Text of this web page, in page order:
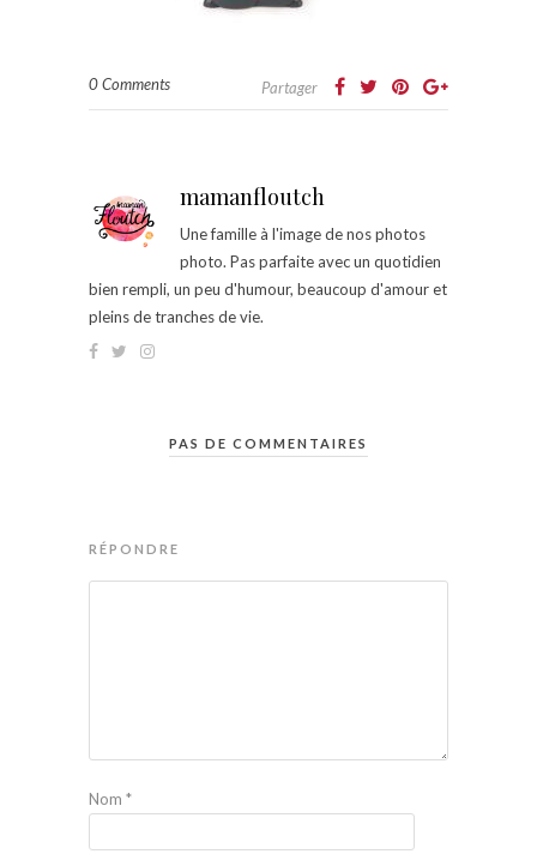
0 Comments Partager
mamanfloutch
Une famille à l'image de nos photos
photo. Pas parfaite avec un quotidien
bien rempli, un peu d'humour, beaucoup d'amour et
pleins de tranches de vie.
PAS DE COMMENTAIRES
RÉPONDRE
Nom *